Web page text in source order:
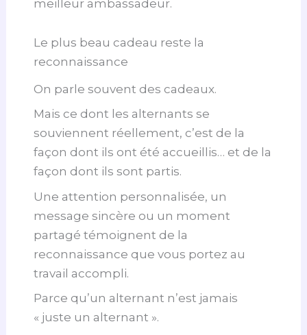
meilleur ambassadeur.
Le plus beau cadeau reste la
reconnaissance
On parle souvent des cadeaux.
Mais ce dont les alternants se
souviennent réellement, c’est de la
façon dont ils ont été accueillis… et de la
façon dont ils sont partis.
Une attention personnalisée, un
message sincère ou un moment
partagé témoignent de la
reconnaissance que vous portez au
travail accompli.
Parce qu’un alternant n’est jamais
« juste un alternant ».